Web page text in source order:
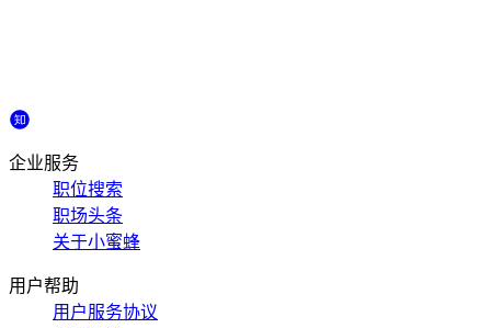
企业服务
职位搜索
职场头条
关于小蜜蜂
用户帮助
用户服务协议